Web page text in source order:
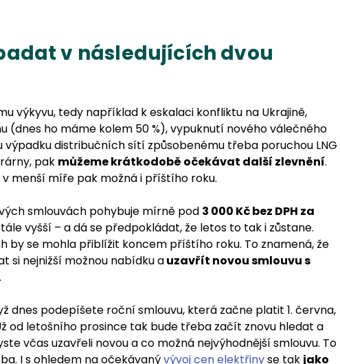
v následujících dvou
výkyvu, tedy například k eskalaci konfliktu na Ukrajině,
(dnes ho máme kolem 50 %), vypuknutí nového válečného
distribučních sítí způsobenému třeba poruchou LNG
pak můžeme krátkodobě očekávat další zlevnění.
menší míře pak možná i příštího roku.
smlouvách pohybuje mírně pod 3 000 Kč bez DPH za
vyšší – a dá se předpokládat, že letos to tak i zůstane.
by se mohla přiblížit koncem příštího roku. To znamená, že
si nejnižší možnou nabídku auzavřít novou smlouvu s
.
dnes podepíšete roční smlouvu, která začne platit 1. června,
od letošního prosince tak bude třeba začít znovu hledat a
včas uzavřeli novou a co možná nejvýhodnější smlouvu. To
I s ohledem na očekávanývývoj cen elektřinyse tak jako